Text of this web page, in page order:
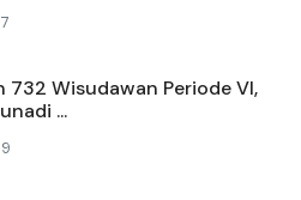
732 Wisudawan Periode VI,
...